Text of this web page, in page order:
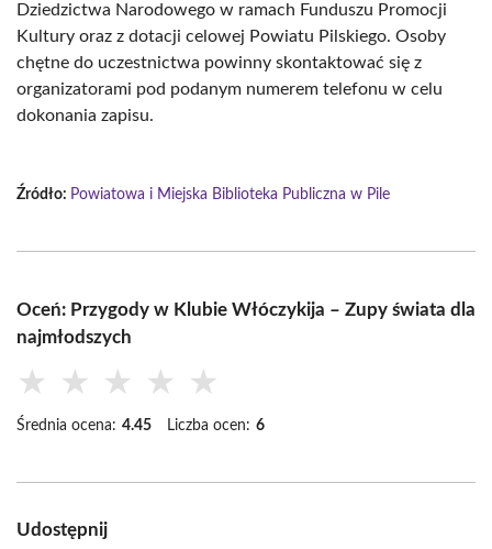
Dziedzictwa Narodowego w ramach Funduszu Promocji
Kultury oraz z dotacji celowej Powiatu Pilskiego. Osoby
chętne do uczestnictwa powinny skontaktować się z
organizatorami pod podanym numerem telefonu w celu
dokonania zapisu.
Źródło: Powiatowa i Miejska Biblioteka Publiczna w Pile
Oceń: Przygody w Klubie Włóczykija – Zupy świata dla
najmłodszych
★ ★ ★ ★ ★
Średnia ocena: 4.45 Liczba ocen: 6
Udostępnij